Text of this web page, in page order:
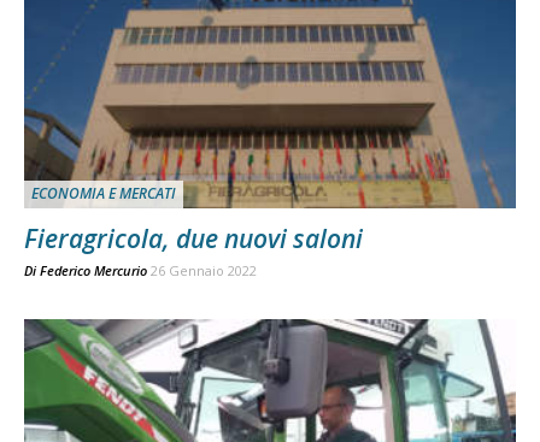
ECONOMIA E MERCATI
Fieragricola, due nuovi saloni
Di Federico Mercurio 26 Gennaio 2022